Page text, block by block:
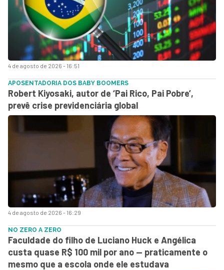
4 de agosto de 2026 - 16:51
4 de agosto de 2026 - 16:29
APOSENTADORIA DOS BABY BOOMERS
Robert Kiyosaki, autor de ‘Pai Rico, Pai Pobre’,
prevê crise previdenciária global
NO ZERO A ZERO
Faculdade do filho de Luciano Huck e Angélica
custa quase R$ 100 mil por ano — praticamente o
mesmo que a escola onde ele estudava